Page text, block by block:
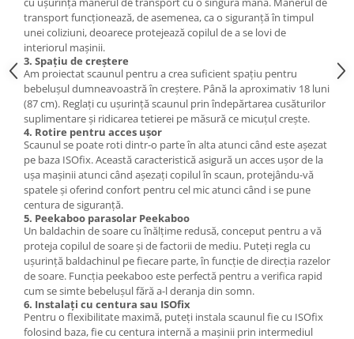
transport funcționează, de asemenea, ca o siguranță în timpul
unei coliziuni, deoarece protejează copilul de a se lovi de
interiorul mașinii.
3. Spațiu de creștere
Am proiectat scaunul pentru a crea suficient spațiu pentru
bebelușul dumneavoastră în creștere. Până la aproximativ 18 luni
(87 cm). Reglați cu ușurință scaunul prin îndepărtarea cusăturilor
suplimentare și ridicarea tetierei pe măsură ce micuțul crește.
4. Rotire pentru acces ușor
Scaunul se poate roti dintr-o parte în alta atunci când este așezat
pe baza ISOfix. Această caracteristică asigură un acces ușor de la
ușa mașinii atunci când așezați copilul în scaun, protejându-vă
spatele și oferind confort pentru cel mic atunci când i se pune
centura de siguranță.
5. Peekaboo parasolar Peekaboo
Un baldachin de soare cu înălțime redusă, conceput pentru a vă
proteja copilul de soare și de factorii de mediu. Puteți regla cu
ușurință baldachinul pe fiecare parte, în funcție de direcția razelor
de soare. Funcția peekaboo este perfectă pentru a verifica rapid
cum se simte bebelușul fără a-l deranja din somn.
6. Instalați cu centura sau ISOfix
Pentru o flexibilitate maximă, puteți instala scaunul fie cu ISOfix
folosind baza, fie cu centura internă a mașinii prin intermediul